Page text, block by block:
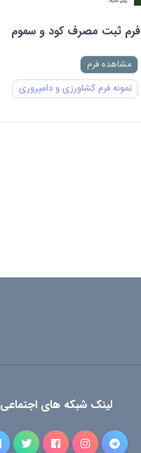
فرم ثبت مصرف کود و سموم
مشاهده فرم
نمونه فرم کشاورزی و دامپروری
لینک شبکه های اجتماعی